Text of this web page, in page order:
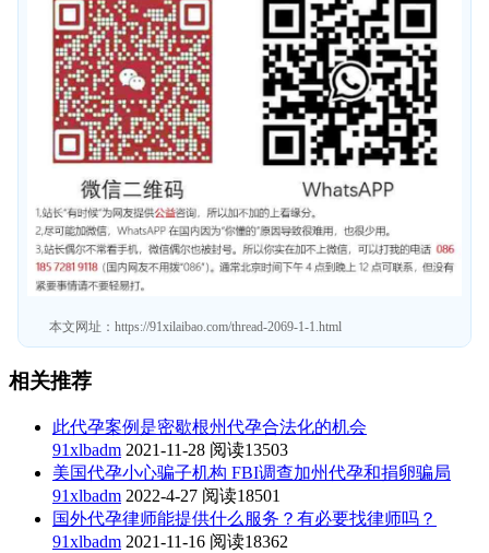
本文网址： https://91xilaibao.com/thread-2069-1-1.html
相关推荐
此代孕案例是密歇根州代孕合法化的机会
91xlbadm 2021-11-28 阅读13503
美国代孕小心骗子机构 FBI调查加州代孕和捐卵骗局
91xlbadm 2022-4-27 阅读18501
国外代孕律师能提供什么服务？有必要找律师吗？
91xlbadm 2021-11-16 阅读18362